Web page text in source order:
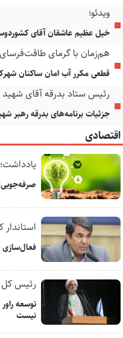
ویدئو؛
خیل عظیم عاشقان آقای
هم‌زمان با گرمای
قطعی مکرر آب امان ساکنان
رئیس ستاد بدرقه آقای
جزئیات برنامه‌های بدرقه رهبر
اقتصادی
یادداشت؛
فعال‌سازی
رئیس کل
توسعه
نیست